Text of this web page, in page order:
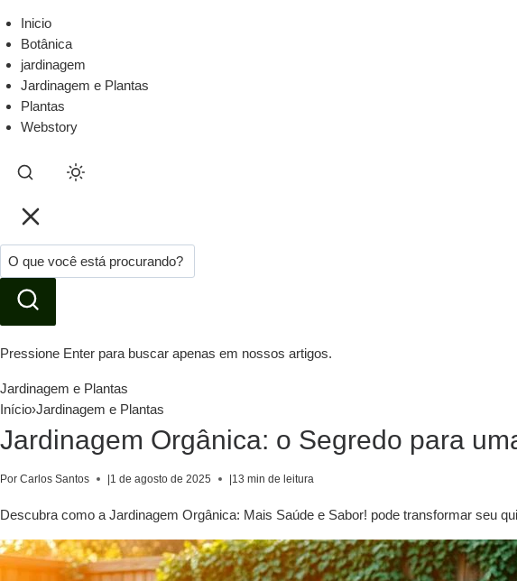
Inicio
Botânica
jardinagem
Jardinagem e Plantas
Plantas
Webstory
Pressione Enter para buscar apenas em nossos artigos.
Jardinagem e Plantas
Início›Jardinagem e Plantas
Jardinagem Orgânica: o Segredo para
Por Carlos Santos |1 de agosto de 2025 |13 min de leitura
Descubra como a Jardinagem Orgânica: Mais Saúde e Sabor! pode transformar seu